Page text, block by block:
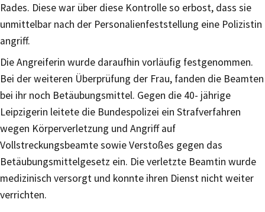
Rades. Diese war über diese Kontrolle so erbost, dass sie
unmittelbar nach der Personalienfeststellung eine Polizistin
angriff.
Die Angreiferin wurde daraufhin vorläufig festgenommen.
Bei der weiteren Überprüfung der Frau, fanden die Beamten
bei ihr noch Betäubungsmittel. Gegen die 40- jährige
Leipzigerin leitete die Bundespolizei ein Strafverfahren
wegen Körperverletzung und Angriff auf
Vollstreckungsbeamte sowie Verstoßes gegen das
Betäubungsmittelgesetz ein. Die verletzte Beamtin wurde
medizinisch versorgt und konnte ihren Dienst nicht weiter
verrichten.